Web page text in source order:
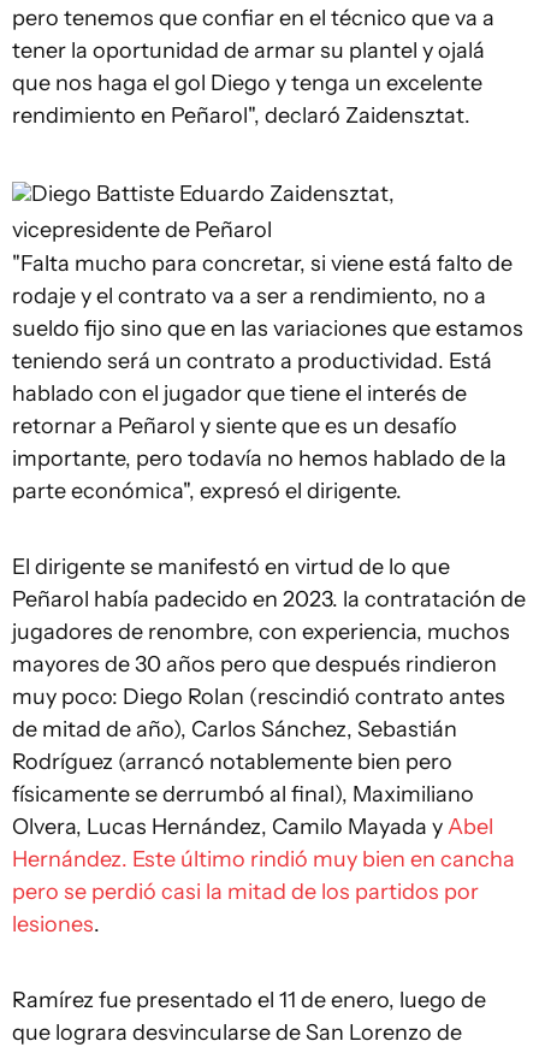
pero tenemos que confiar en el técnico que va a
tener la oportunidad de armar su plantel y ojalá
que nos haga el gol Diego y tenga un excelente
rendimiento en Peñarol", declaró Zaidensztat.
Diego Battiste Eduardo Zaidensztat,
vicepresidente de Peñarol
"Falta mucho para concretar, si viene está falto de
rodaje y el contrato va a ser a rendimiento, no a
sueldo fijo sino que en las variaciones que estamos
teniendo será un contrato a productividad. Está
hablado con el jugador que tiene el interés de
retornar a Peñarol y siente que es un desafío
importante, pero todavía no hemos hablado de la
parte económica", expresó el dirigente.
El dirigente se manifestó en virtud de lo que
Peñarol había padecido en 2023. la contratación de
jugadores de renombre, con experiencia, muchos
mayores de 30 años pero que después rindieron
muy poco: Diego Rolan (rescindió contrato antes
de mitad de año), Carlos Sánchez, Sebastián
Rodríguez (arrancó notablemente bien pero
físicamente se derrumbó al final), Maximiliano
Olvera, Lucas Hernández, Camilo Mayada yAbel
Hernández. Este último rindió muy bien en cancha
pero se perdió casi la mitad de los partidos por
lesiones.
Ramírez fue presentado el 11 de enero, luego de
que lograra desvincularse de San Lorenzo de